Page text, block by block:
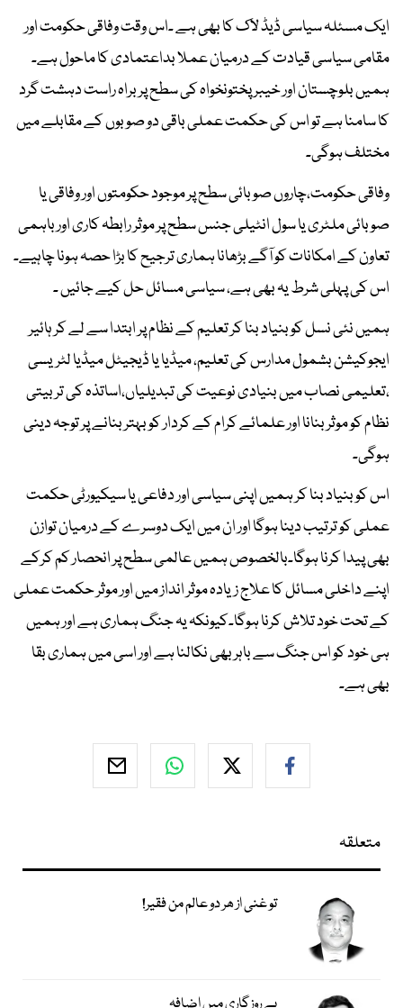
ایک مسئلہ سیاسی ڈیڈ لاک کا بھی ہے ۔اس وقت وفاقی حکومت اور
مقامی سیاسی قیادت کے درمیان عملا بداعتمادی کا ماحول ہے۔
ہمیں بلوچستان اور خیبر پختونخواہ کی سطح پر براہ راست دہشت گرد
کا سامنا ہے تو اس کی حکمت عملی باقی دو صوبوں کے مقابلے میں
مختلف ہوگی۔
وفاقی حکومت،چاروں صوبائی سطح پر موجود حکومتوں اور وفاقی یا
صوبائی ملٹری یا سول انٹیلی جنس سطح پر موثر رابطہ کاری اور باہمی
تعاون کے امکانات کو آگے بڑھانا ہماری ترجیح کا بڑا حصہ ہونا چاہیے۔
اس کی پہلی شرط یہ بھی ہے، سیاسی مسائل حل کیے جائیں ۔
ہمیں نئی نسل کو بنیاد بنا کر تعلیم کے نظام پر ابتدا سے لے کر ہائیر
ایجوکیشن بشمول مدارس کی تعلیم، میڈیا یا ڈیجیٹل میڈیا لٹریسی
،تعلیمی نصاب میں بنیادی نوعیت کی تبدیلیاں،اساتذہ کی تربیتی
نظام کو موثر بنانا اور علمائے کرام کے کردار کو بہتر بنانے پر توجہ دینی
ہوگی۔
اس کو بنیاد بنا کر ہمیں اپنی سیاسی اور دفاعی یا سیکیورٹی حکمت
عملی کو ترتیب دینا ہوگا اور ان میں ایک دوسرے کے درمیان توازن
بھی پیدا کرنا ہوگا۔بالخصوص ہمیں عالمی سطح پر انحصار کم کرکے
اپنے داخلی مسائل کا علاج زیادہ موثر انداز میں اور موثر حکمت عملی
کے تحت خود تلاش کرنا ہوگا۔کیونکہ یہ جنگ ہماری ہے اور ہمیں
ہی خود کو اس جنگ سے باہر بھی نکالنا ہے اور اسی میں ہماری بقا
بھی ہے۔
متعلقہ
تو غنی از ھر دو عالم من فقیر!